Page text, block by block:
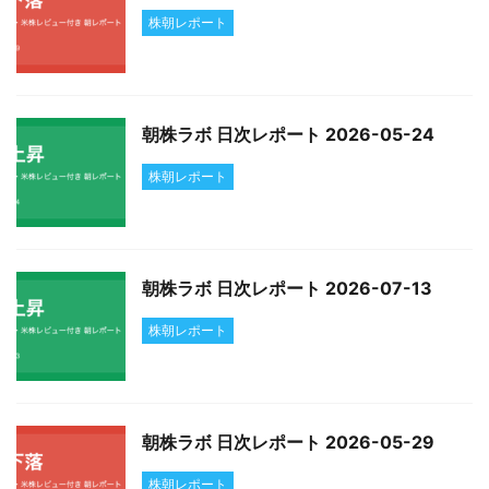
株朝レポート
朝株ラボ 日次レポート 2026-05-24
株朝レポート
朝株ラボ 日次レポート 2026-07-13
株朝レポート
朝株ラボ 日次レポート 2026-05-29
株朝レポート